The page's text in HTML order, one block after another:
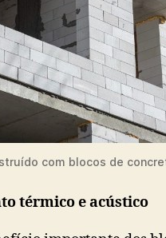
com blocos de
térmico e acústico